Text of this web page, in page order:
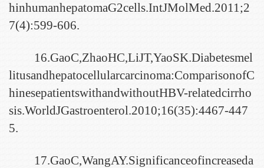
hinhumanhepatomaG2cells.IntJMolMed.2011;2
7(4):599-606.
16.GaoC,ZhaoHC,LiJT,YaoSK.Diabetesmel
litusandhepatocellularcarcinoma:ComparisonofC
hinesepatientswithandwithoutHBV-relatedcirrho
sis.WorldJGastroenterol.2010;16(35):4467-447
5.
17.GaoC,WangAY.Significanceofincreaseda